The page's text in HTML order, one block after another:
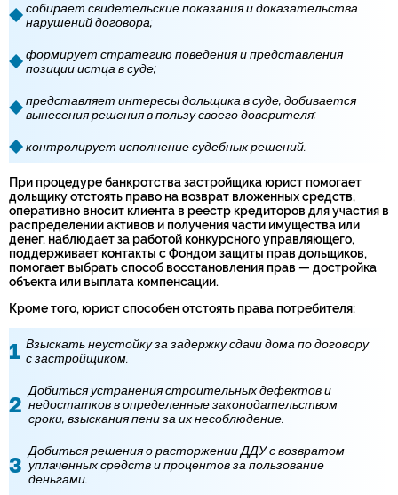
собирает свидетельские показания и доказательства
нарушений договора;
формирует стратегию поведения и представления
позиции истца в суде;
представляет интересы дольщика в суде, добивается
вынесения решения в пользу своего доверителя;
контролирует исполнение судебных решений.
При процедуре банкротства застройщика юрист помогает
дольщику отстоять право на возврат вложенных средств,
оперативно вносит клиента в реестр кредиторов для участия в
распределении активов и получения части имущества или
денег, наблюдает за работой конкурсного управляющего,
поддерживает контакты с Фондом защиты прав дольщиков,
помогает выбрать способ восстановления прав — достройка
объекта или выплата компенсации.
Кроме того, юрист способен отстоять права потребителя:
Взыскать неустойку за задержку сдачи дома по договору
с застройщиком.
Добиться устранения строительных дефектов и
недостатков в определенные законодательством
сроки, взыскания пени за их несоблюдение.
Добиться решения о расторжении ДДУ с возвратом
уплаченных средств и процентов за пользование
деньгами.